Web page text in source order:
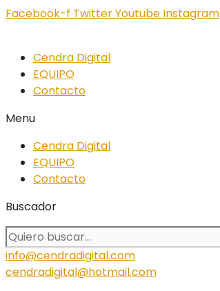
Facebook-f TwitterYoutube Instagram
Cendra Digital
EQUIPO
Contacto
Menu
Cendra Digital
EQUIPO
Contacto
Buscador
info@cendradigital.com
cendradigital@hotmail.com